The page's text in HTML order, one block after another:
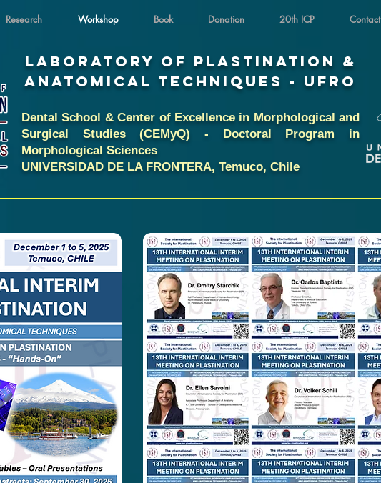
Research Workshop Book Donation 20th ICP Contact
LaboratoRY OF PlastinaTION &
ANATOMICAL TECHNIQUES - UFRO
Dental School & Center of Excellence in Morphological and
Surgical Studies (CEMyQ) - Doctoral Program in
Morphological Sciences
UNIVERSIDAD DE LA FRONTERA, Temuco, Chile